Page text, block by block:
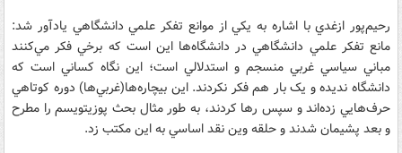
رحيم‌پور ازغدي با اشاره به يکي از موانع تفکر علمي دانشگاهي يادآور شد:
مانع تفکر علمي دانشگاهي در دانشگاه‌ها اين است که برخي فکر مي‌کنند
مباني سياسي غربي منسجم و استدلالي است؛ اين نگاه کساني است که
دانشگاه نديده و يک بار هم فکر نکردند. اين بيچاره‌ها(غربي‌ها) دوره کوتاهي
حرف‌هايي زده‌اند و سپس رها کردند، به طور مثال بحث پوزيتويسم را مطرح
و بعد پشيمان شدند و حلقه وين نقد اساسي به اين مکتب زد.